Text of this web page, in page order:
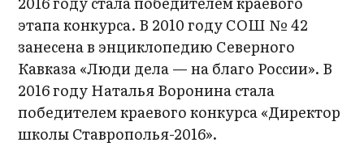
этапа конкурса. В 2010 году СОШ № 42
занесена в энциклопедию Северного
Кавказа «Люди дела — на благо России». В
2016 году Наталья Воронина стала
победителем краевого конкурса «Директор
школы Ставрополья-2016».